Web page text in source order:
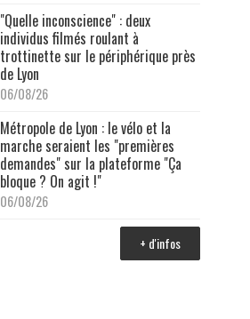
"Quelle inconscience" : deux
individus filmés roulant à
trottinette sur le périphérique près
de Lyon
06/08/26
Métropole de Lyon : le vélo et la
marche seraient les "premières
demandes" sur la plateforme "Ça
bloque ? On agit !"
06/08/26
+ d'infos